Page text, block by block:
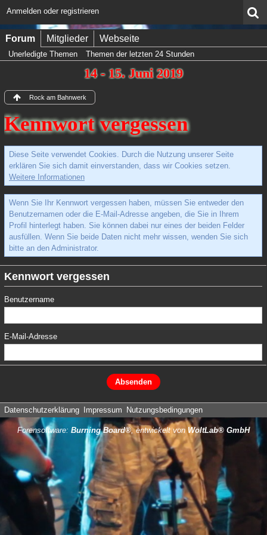
Anmelden oder registrieren
Forum Mitglieder Webseite
Unerledigte Themen Themen der letzten 24 Stunden
14 - 15. Juni 2019
Rock am Bahnwerk
Kennwort vergessen
Diese Seite verwendet Cookies. Durch die Nutzung unserer Seite
erklären Sie sich damit einverstanden, dass wir Cookies setzen.
Weitere Informationen
Wenn Sie Ihr Kennwort vergessen haben, müssen Sie entweder den
Benutzernamen oder die E-Mail-Adresse angeben, die Sie in Ihrem
Profil hinterlegt haben. Sie können dabei nur eines der beiden Felder
ausfüllen. Wenn Sie beide Daten nicht mehr wissen, wenden Sie sich
bitte an den Administrator.
Kennwort vergessen
Benutzername
E-Mail-Adresse
Datenschutzerklärung Impressum Nutzungsbedingungen
Forensoftware: Burning Board®, entwickelt vonWoltLab® GmbH